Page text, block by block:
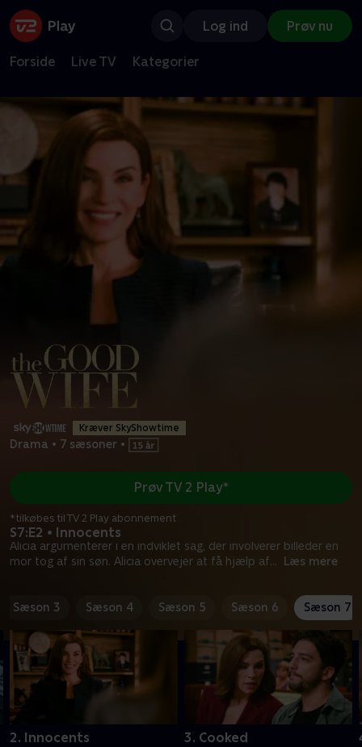
Log ind Prøv nu
Forside Live TV Kategorier
Kræver SkyShowtime
Drama • 7 sæsoner •
S7:E2 • Innocents
Alicia argumenterer i en indviklet sag, der involverer billeder en
mor tog af sin søn. Alicia overvejer at få hjælp af... Læs mere
Prøv TV 2 Play*
*tilkøbes til TV 2 Play abonnement
Sæson 3 Sæson 4 Sæson 5 Sæson 6 Sæson 7
2. Innocents 3. Cooked